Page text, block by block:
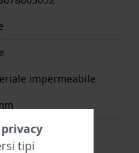
impermeabile
tipi